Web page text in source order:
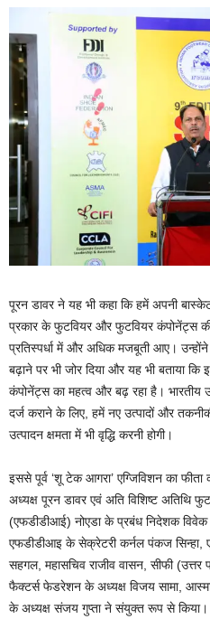
पूरन डावर ने यह भी कहा कि हमें अपनी
प्रकार के फुटवियर और फुटवियर कंपोनेंट्स
प्रतिस्पर्धा में और अधिक मजबूती आए। उन्होंने
बढ़ाने पर भी जोर दिया और यह भी बताया कि
कंपोनेंट्स का महत्व और बढ़ रहा है। भारतीय
दर्ज कराने के लिए, हमें नए उत्पादों और
उत्पादन क्षमता में भी वृद्धि करनी होगी।
इससे पूर्व ‘शू टेक आगरा’ एग्जिविशन का
अध्यक्ष पूरन डावर एवं अति विशिष्ट अतिथि
(एफडीडीआई) नोएडा के प्रबंध निदेशक विवेक
एफडीडीआइ के सेक्रेटरी कर्नल पंकज सिन्हा,
सहगल, महासचिव राजीव वासन, सीफी
फैक्टर्स फेडरेशन के अध्यक्ष विजय सामा,
के अध्यक्ष संजय गुप्ता ने संयुक्त रूप से किया।